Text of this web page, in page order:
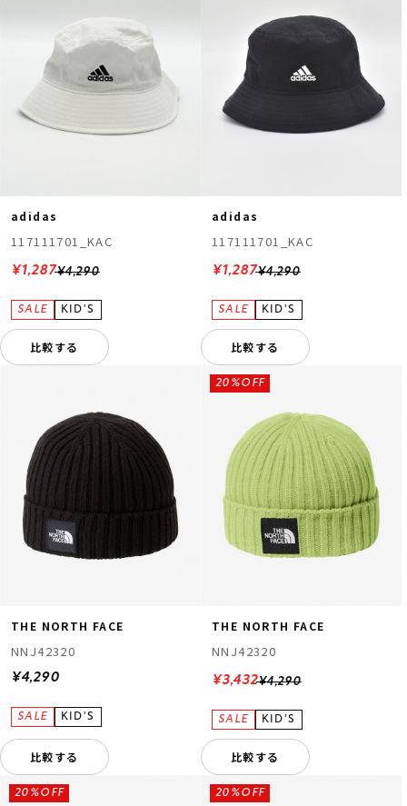
adidas
117111701_KAC
¥4,290
¥1,287
比較する
adidas
117111701_KAC
¥4,290
¥1,287
比較する
THE NORTH FACE
NNJ42320
¥4,290
比較する
THE NORTH FACE
NNJ42320
¥4,290
20%OFF
¥3,432
比較する
20%OFF 20%OFF